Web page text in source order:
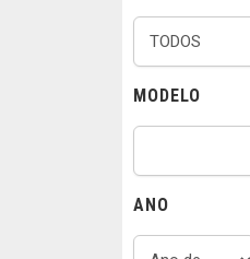
MODELO
ANO